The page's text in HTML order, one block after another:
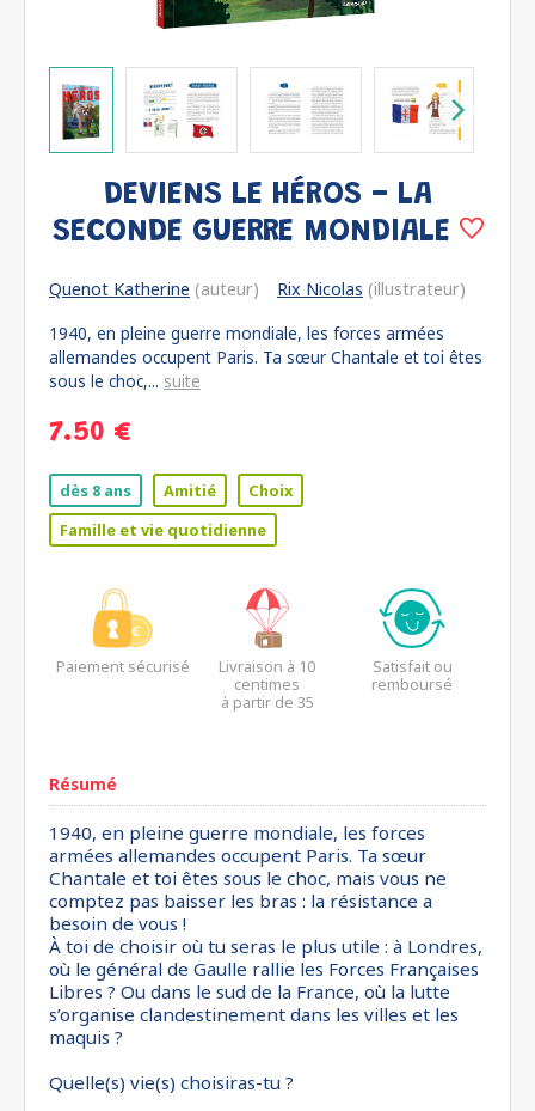
DEVIENS LE HÉROS - LA
SECONDE GUERRE MONDIALE
Quenot Katherine (auteur) Rix Nicolas (illustrateur)
1940, en pleine guerre mondiale, les forces armées
allemandes occupent Paris. Ta sœur Chantale et toi êtes
sous le choc,... suite
7.50 €
dès 8 ans Amitié
Choix
Famille et vie quotidienne
Paiement sécurisé
Livraison à 10
centimes
à partir de 35
Satisfait ou
remboursé
Résumé
1940, en pleine guerre mondiale, les forces
armées allemandes occupent Paris. Ta sœur
Chantale et toi êtes sous le choc, mais vous ne
comptez pas baisser les bras : la résistance a
besoin de vous !
À toi de choisir où tu seras le plus utile : à Londres,
où le général de Gaulle rallie les Forces Françaises
Libres ? Ou dans le sud de la France, où la lutte
s’organise clandestinement dans les villes et les
maquis ?
Quelle(s) vie(s) choisiras-tu ?